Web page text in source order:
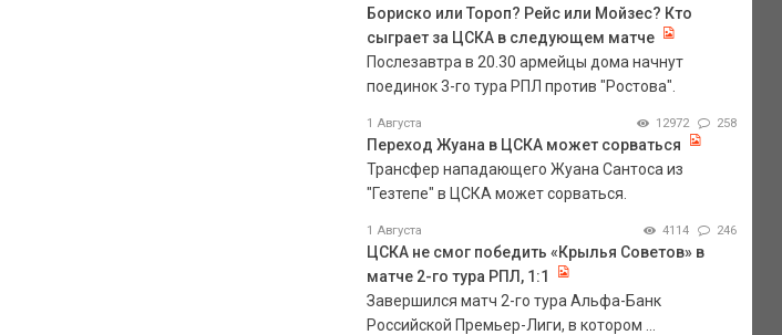
Бориско или Тороп? Рейс или Мойзес? Кто
сыграет за ЦСКА в следующем матче
Послезавтра в 20.30 армейцы дома начнут
поединок 3-го тура РПЛ против "Ростова".
1 Августа 12972 258
Переход Жуана в ЦСКА может сорваться
Трансфер нападающего Жуана Сантоса из
"Гезтепе" в ЦСКА может сорваться.
1 Августа 4114 246
ЦСКА не смог победить «Крылья Советов» в
матче 2-го тура РПЛ, 1:1
Завершился матч 2-го тура Альфа-Банк
Российской Премьер-Лиги, в котором ...